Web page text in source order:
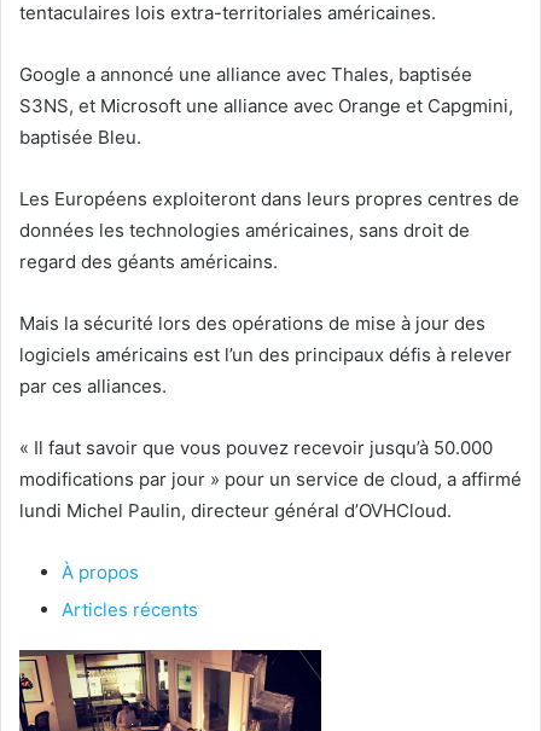
tentaculaires lois extra-territoriales américaines.
Google a annoncé une alliance avec Thales, baptisée
S3NS, et Microsoft une alliance avec Orange et Capgmini,
baptisée Bleu.
Les Européens exploiteront dans leurs propres centres de
données les technologies américaines, sans droit de
regard des géants américains.
Mais la sécurité lors des opérations de mise à jour des
logiciels américains est l’un des principaux défis à relever
par ces alliances.
« Il faut savoir que vous pouvez recevoir jusqu’à 50.000
modifications par jour » pour un service de cloud, a affirmé
lundi Michel Paulin, directeur général d’OVHCloud.
À propos
Articles récents